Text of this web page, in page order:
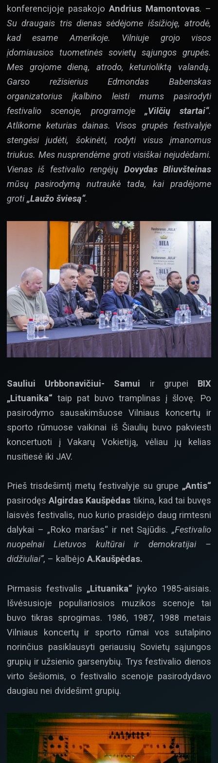
konferencijoje pasakojo Andrius Mamontovas. –
Su draugais tris dienas sėdėjome išsižioję, atrodė,
kad esame Amerikoje. Vilniuje grojo visos
įdomiausios tuometinės sovietų sąjungos grupės.
Mes grojome dieną, atrodo, keturioliktą valandą.
Garso režisierius Edmondas Babenskas
organizatorius įkalbino leisti mums pasirodyti
festivalio scenoje, programoje „Vilčių startai“.
Atlikome keturias dainas. Visos grupės festivalyje
stengėsi judėti, šokinėti, rodyti visus įmanomus
triukus. Mes nusprendėme groti visiškai nejudėdami.
Vienas iš festivalio rengėjų Dovydas Bliuvšteinas
mūsų pasirodymą nutraukė tada, kai pradėjome
groti„Laužo šviesą“.
Sauliui Urbbonavičiui- Samui ir grupei BIX
„Lituanika“ taip pat buvo tramplinas į šlovę. Po
pasirodymo sausakimšuose Vilniaus koncertų ir
sporto rūmuose vaikinai iš Šiaulių buvo pakviesti
koncertuoti į Vakarų Vokietiją, vėliau jų kelias
nusitiesė iki JAV.
Prieš trisdešimtį metų festivalyje su grupe „Antis“
pasirodęsAlgirdas Kaušpėdas tikina, kad tai buvęs
laisvės festivalis, nuo kurio prasidėjo daug rimtesni
dalykai – „Roko maršas“ ir net Sąjūdis. „Festivalio
nuopelnai Lietuvos kultūrai ir demokratijai –
didžiuliai“, – kalbėjo A.Kaušpėdas.
Pirmasis festivalis „Lituanika“ įvyko 1985-aisiais.
Išvėsusioje populiariosios muzikos scenoje tai
buvo tikras sprogimas. 1986, 1987, 1988 metais
Vilniaus koncertų ir sporto rūmai vos sutalpino
norinčius pasiklausyti geriausių Sovietų sąjungos
grupių ir užsienio garsenybių. Trys festivalio dienos
virto šešiomis, o festivalio scenoje pasirodydavo
daugiau nei dvidešimt grupių.